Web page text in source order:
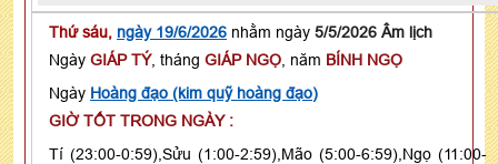
Thứ sáu, ngày 19/6/2026 nhằm ngày 5/5/2026 Âm lịch
Ngày GIÁP TÝ, tháng GIÁP NGỌ , năm BÍNH NGỌ
Ngày Hoàng đạo (kim quỹ hoàng đạo)
GIỜ TỐT TRONG NGÀY :
Tí (23:00-0:59),Sửu (1:00-2:59),Mão (5:00-6:59),Ngọ (11:00-